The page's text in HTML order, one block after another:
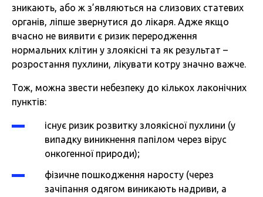
зникають, або ж з’являються на слизових статевих
органів, ліпше звернутися до лікаря. Адже якщо
вчасно не виявити є ризик переродження
нормальних клітин у злоякісні та як результат –
розростання пухлини, лікувати котру значно важче.
Тож, можна звести небезпеку до кількох лаконічних
пунктів:
існує ризик розвитку злоякісної пухлини (у
випадку виникнення папілом через вірус
онкогенної природи);
фізичне пошкодження наросту (через
зачіпання одягом виникають надриви, а